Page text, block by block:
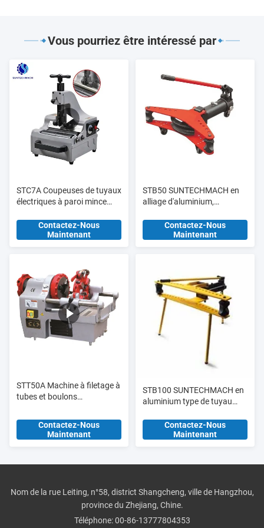
Vous pourriez être intéressé par
STC7A Coupeuses de tuyaux
électriques à paroi mince
SCH5 SCH5S
Contactez-Nous
Maintenant
STB50 SUNTECHMACH en
alliage d'aluminium,
hydrauliques manuel 1/2′′-2′′
Contactez-Nous
Maintenant
STT50A Machine à filetage à
tubes et boulons
et M33
Contactez-Nous
Maintenant
STB100 SUNTECHMACH en
aluminium type de tuyau
1/2 "-4"Contactez-Nous
Maintenant
Nom de la rue Leiting, n°58, district Shangcheng, ville de Hangzhou,
province du Zhejiang, Chine.
Téléphone:00-86-13777804353